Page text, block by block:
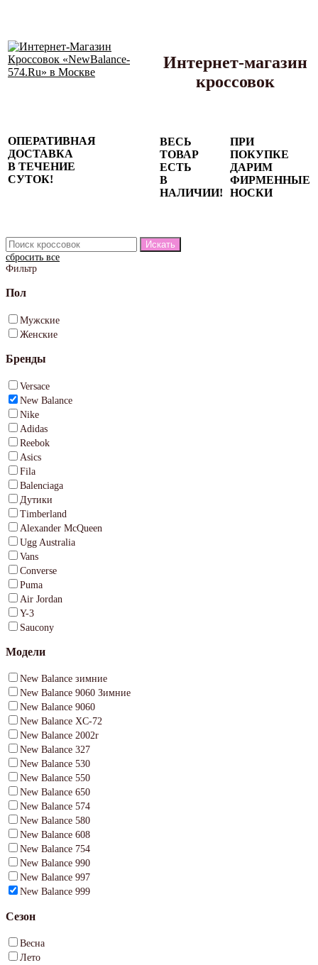
Интернет-магазин
кроссовок
ОПЕРАТИВНАЯ
ДОСТАВКА
В ТЕЧЕНИЕ
СУТОК!
ВЕСЬ
ТОВАР
ЕСТЬ
В
НАЛИЧИИ!
ПРИ
ПОКУПКЕ
ДАРИМ
ФИРМЕННЫЕ
НОСКИ
сбросить все
Фильтр
Пол
Мужские
Женские
Бренды
Versace
New Balance
Nike
Adidas
Reebok
Asics
Fila
Balenciaga
Дутики
Timberland
Alexander McQueen
Ugg Australia
Vans
Converse
Puma
Air Jordan
Y-3
Saucony
Модели
New Balance зимние
New Balance 9060 Зимние
New Balance 9060
New Balance XC-72
New Balance 2002r
New Balance 327
New Balance 530
New Balance 550
New Balance 650
New Balance 574
New Balance 580
New Balance 608
New Balance 754
New Balance 990
New Balance 997
New Balance 999
Сезон
Весна
Лето